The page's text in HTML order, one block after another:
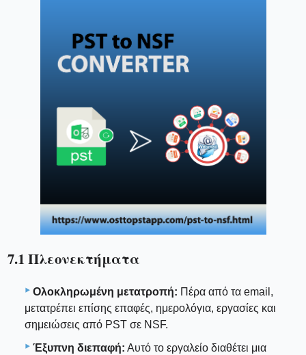
7.1 Πλεονεκτήματα
Ολοκληρωμένη μετατροπή: Πέρα από τα email,
μετατρέπει επίσης επαφές, ημερολόγια, εργασίες και
σημειώσεις από PST σε NSF.
Έξυπνη διεπαφή: Αυτό το εργαλείο διαθέτει μια